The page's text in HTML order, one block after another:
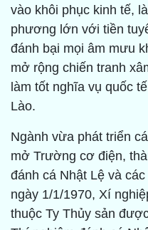
vào khôi phục kinh tế,
phương lớn với tiền
đánh bại mọi âm mưu
mở rộng chiến tranh
làm tốt nghĩa vụ quốc
Lào.
Ngành vừa phát triển
mở Trường cơ điện,
đánh cá Nhật Lệ và
ngày 1/1/1970, Xí
thuộc Ty Thủy sản